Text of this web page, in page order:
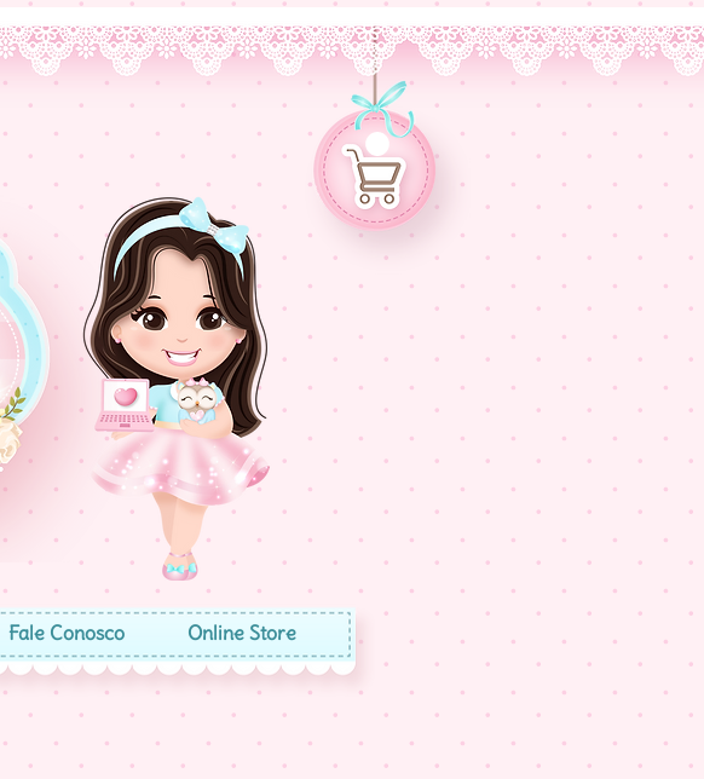
Fale Conosco Online Store